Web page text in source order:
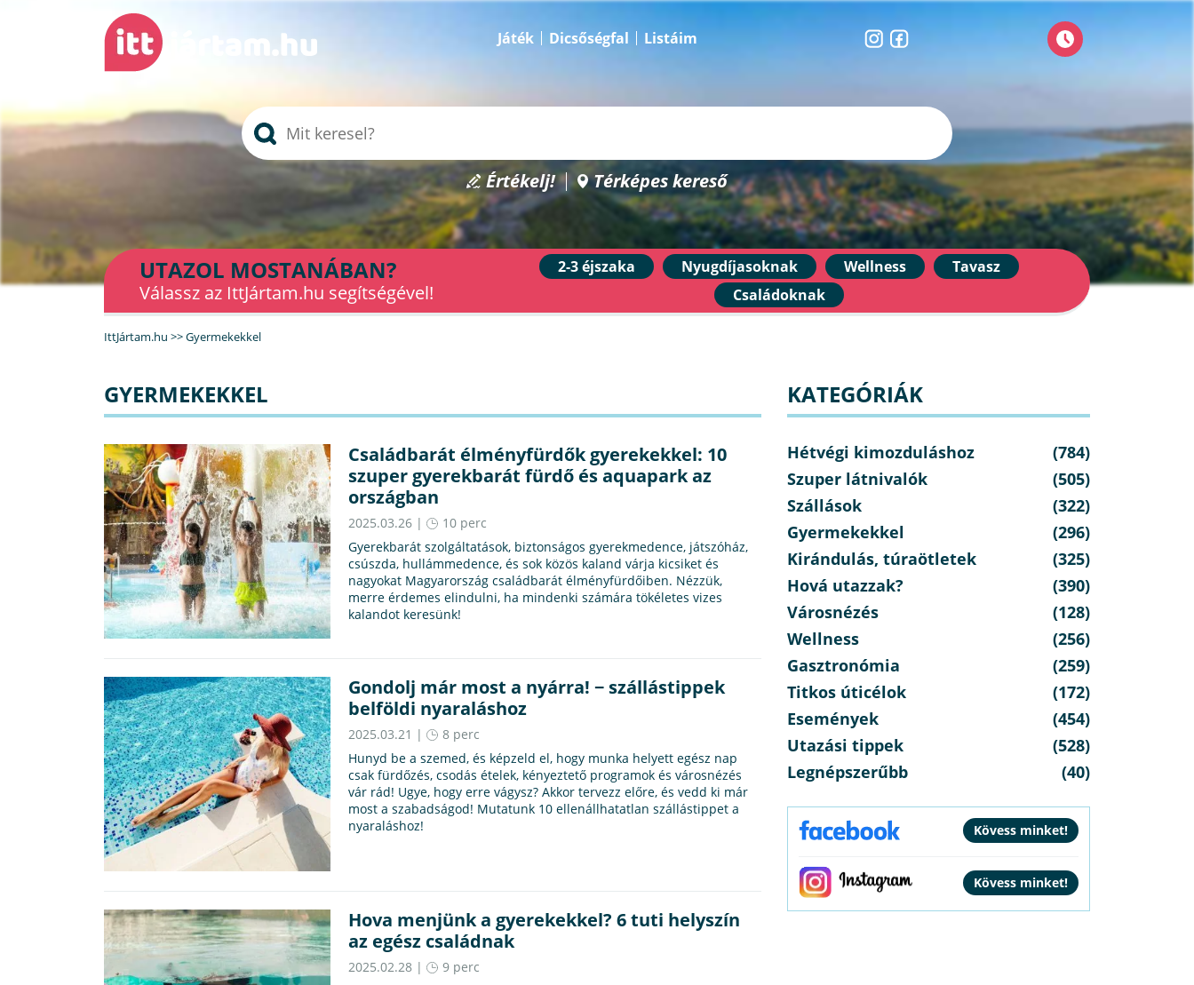
Játék Dicsőségfal Listáim
Értékelj! Térképes kereső
UTAZOL MOSTANÁBAN?
Válassz az IttJártam.hu segítségével!
2-3 éjszaka Nyugdíjasoknak Wellness
Tavasz
Családoknak
IttJártam.hu >>Gyermekekkel
GYERMEKEKKEL
Családbarát élményfürdők gyerekekkel: 10
szuper gyerekbarát fürdő és aquapark az
országban
2025.03.26 |
10 perc
Gyerekbarát szolgáltatások, biztonságos gyerekmedence, játszóház,
csúszda, hullámmedence, és sok közös kaland várja kicsiket és
nagyokat Magyarország családbarát élményfürdőiben. Nézzük,
merre érdemes elindulni, ha mindenki számára tökéletes vizes
kalandot keresünk!
Gondolj már most a nyárra! − szállástippek
belföldi nyaraláshoz
2025.03.21 |
8 perc
Hunyd be a szemed, és képzeld el, hogy munka helyett egész nap
csak fürdőzés, csodás ételek, kényeztető programok és városnézés
vár rád! Ugye, hogy erre vágysz? Akkor tervezz előre, és vedd ki már
most a szabadságod! Mutatunk 10 ellenállhatatlan szállástippet a
nyaraláshoz!
Hova menjünk a gyerekekkel? 6 tuti helyszín
az egész családnak
2025.02.28 |
9 perc
KATEGÓRIÁK
Hétvégi kimozduláshoz
(784)
Szuper látnivalók
(505)
Szállások
(322)
Gyermekekkel
(296)
Kirándulás, túraötletek
(325)
Hová utazzak?
(390)
Városnézés
(128)
Wellness
(256)
Gasztronómia
(259)
Titkos úticélok
(172)
Események
(454)
Utazási tippek
(528)
Legnépszerűbb
(40)